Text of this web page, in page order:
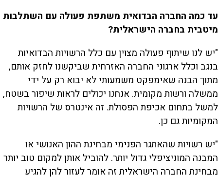
עד כמה החברה הבדואית משתפת פעולה עם השתלבות
מיטבית בחברה הישראלית?
"יש לנו שיתוף פעולה מצוין עם כלל הרשויות הבדואיות
בנגב וכלל ארגוני החברה האזרחית שביקשנו לחזק אותם,
מתוך הבנה שאימפקט משמעותי לא יבוא רק על ידי
ממשלה ורשות מקומית. אנחנו יכולים לראות שיפור בשטח,
למשל בתחום אכיפת הפסולת. זה אינטרס של הרשויות
המקומיות גם כן.
"יש רשויות שהאתגר הפנימי מבחינת ההון האנושי או
המבנה המוניציפלי גדול יותר. להוביל אותן למקום טוב יותר
מבחינת החברה הישראלית זה אומר לעזור להן להגיע